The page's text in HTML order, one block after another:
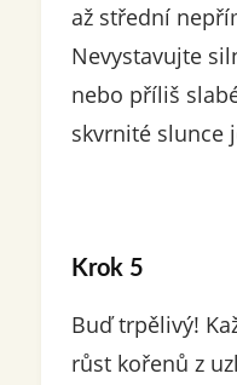
až střední
Nevystavujte
nebo příliš
skvrnité slunce
Krok 5
Buď trpělivý!
růst kořenů z